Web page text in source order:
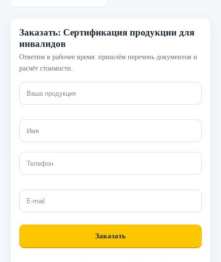
Заказать: Сертификация продукции для
инвалидов
Ответим в рабочее время: пришлём перечень документов и
расчёт стоимости.